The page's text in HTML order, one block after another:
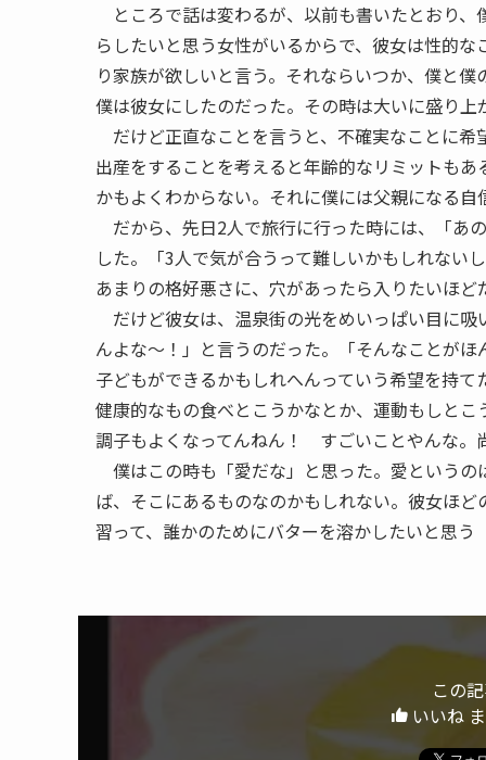
ところで話は変わるが、以前も書いたとおり
らしたいと思う女性がいるからで、彼女は性的
り家族が欲しいと言う。それならいつか、僕と
僕は彼女にしたのだった。その時は大いに盛り上
だけど正直なことを言うと、不確実なことに
出産をすることを考えると年齢的なリミットも
かもよくわからない。それに僕には父親になる自
だから、先日2人で旅行に行った時には、「あ
した。「3人で気が合うって難しいかもしれない
あまりの格好悪さに、穴があったら入りたいほど
だけど彼女は、温泉街の光をめいっぱい目に
んよな〜！」と言うのだった。「そんなことが
子どもができるかもしれへんっていう希望を持
健康的なもの食べとこうかなとか、運動もしと
調子もよくなってんねん！ すごいことやんな
僕はこの時も「愛だな」と思った。愛という
ば、そこにあるものなのかもしれない。彼女ほ
習って、誰かのためにバターを溶かしたいと思
この
いいね